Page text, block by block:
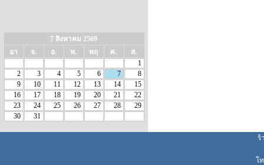
7 สิงหาคม 2569
อา
จ. อ. พ. พฤ ศ.
ส.
1
2
3 4 5 6 7
8
9
10 11 12 13 14
15
16
17 18 19 20 21
22
23
24 25 26 27 28
29
30
31
ร้
โ